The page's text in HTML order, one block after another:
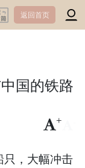
返回首页
国的铁路
+
只，大幅冲击